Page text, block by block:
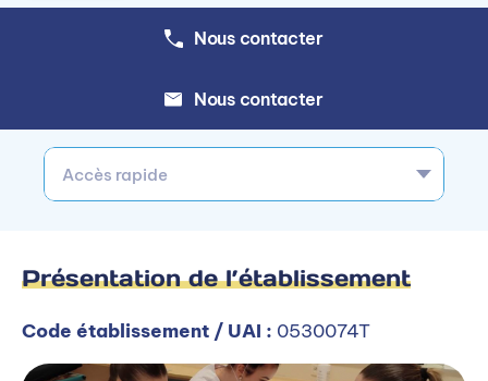
Nous contacter
Nous contacter
Accès rapide
Présentation de l’établissement
Code établissement / UAI : 0530074T